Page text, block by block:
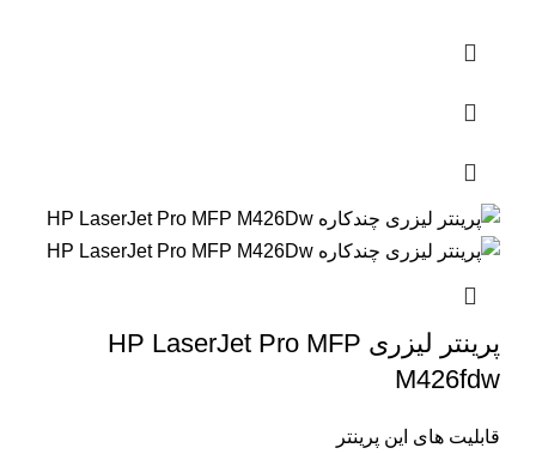
پرینتر لیزری HP LaserJet Pro MFP
M426fdw
قابلیت های این پرینتر